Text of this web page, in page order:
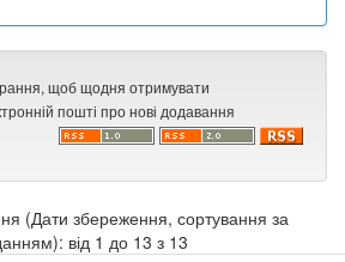
щоб щодня отримувати
пошті про нові додавання
(Дати збереження, сортування за
від 1 до 13 з 13